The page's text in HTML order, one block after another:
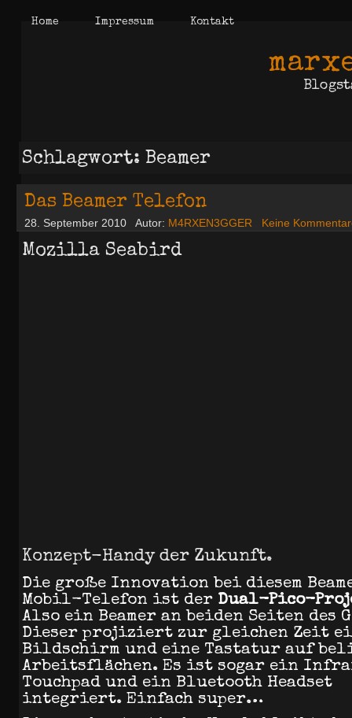
Home Impressum Kontakt
Schlagwort: Beamer
Das Beamer Telefon
28. September 2010 Autor: M4RXEN3GGER Keine
Mozilla Seabird
Konzept-Handy der Zukunft.
Die große Innovation bei diesem
Mobil-Telefon ist der Dual-Pico-
Also ein Beamer an beiden Seiten des
Dieser projiziert zur gleichen Zeit
Bildschirm und eine Tastatur auf
Arbeitsflächen. Es ist sogar ein
Touchpad und ein Bluetooth Headset
integriert. Einfach super…